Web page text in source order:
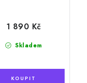
Skladem
1 890 Kč